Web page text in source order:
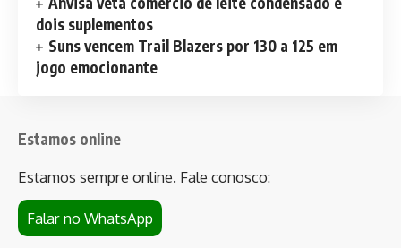
dois suplementos
Suns vencem Trail Blazers por 130 a 125 em
jogo emocionante
Estamos online
Estamos sempre online. Fale conosco:
Falar no WhatsApp